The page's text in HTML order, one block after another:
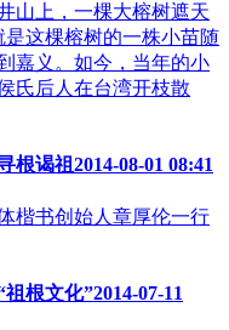
山上，一棵大榕树遮天
这棵榕树的一株小苗随
嘉义。如今，当年的小
氏后人在台湾开枝散
根谒祖2014-08-01 08:41
书创始人章厚伦一行
祖根文化”2014-07-11